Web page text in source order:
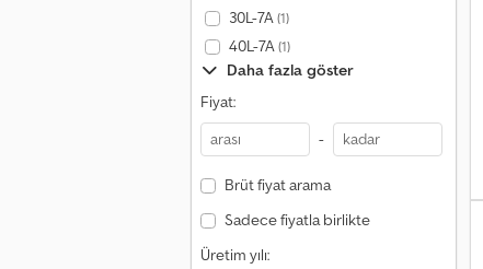
30L-7A(1)
40L-7A(1)
Daha fazla göster
Fiyat:
-
Brüt fiyat arama
Sadece fiyatla birlikte
Üretim yılı: